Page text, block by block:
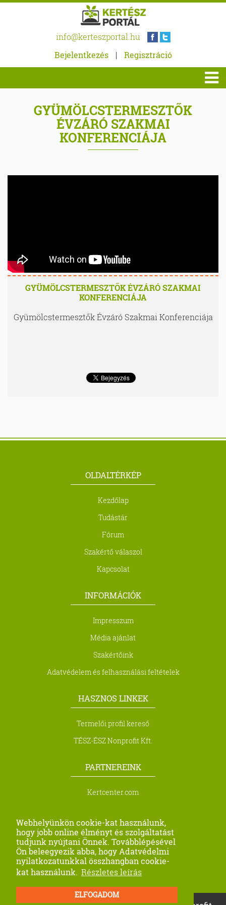
Webhelyünkön cookie-kat használunk,
hogy jobb online élményt és szolgáltatást
tudjunk nyújtani Önnek. Továbblépésével
Ön beleegyezik abba, hogy Adatvédelmi
nyilatkozatunkkal összhangban cookie-
kat használunk. Részletes leírás
ELFOGADOM
info@kerteszportal.hu
Bejelentkezés
| Regisztráció
GYÜMÖLCSTERMESZTŐK
ÉVZÁRÓ SZAKMAI
KONFERENCIÁJA
GYÜMÖLCSTERMESZTŐK ÉVZÁRÓ SZAKMAI
KONFERENCIÁJA
Gyümölcstermesztők Évzáró Szakmai Konferenciája
OLDALTÉRKÉP
Kezdőlap
Tudástár
Fórum
Szakértő válaszol
Kapcsolat
INFORMÁCIÓK
Impresszum
Média ajánlat
Szakértőink
Adatvédelem és felhasználási feltételek
HASZNOS LINKEK
Termelői profil kereső
TÉSZ-ÉSZ Nonprofit Kft.
PARTNEREINK
Kertcenter.com
Metra Kft.
Profi Seeds Agro Kft
Farago-Precision